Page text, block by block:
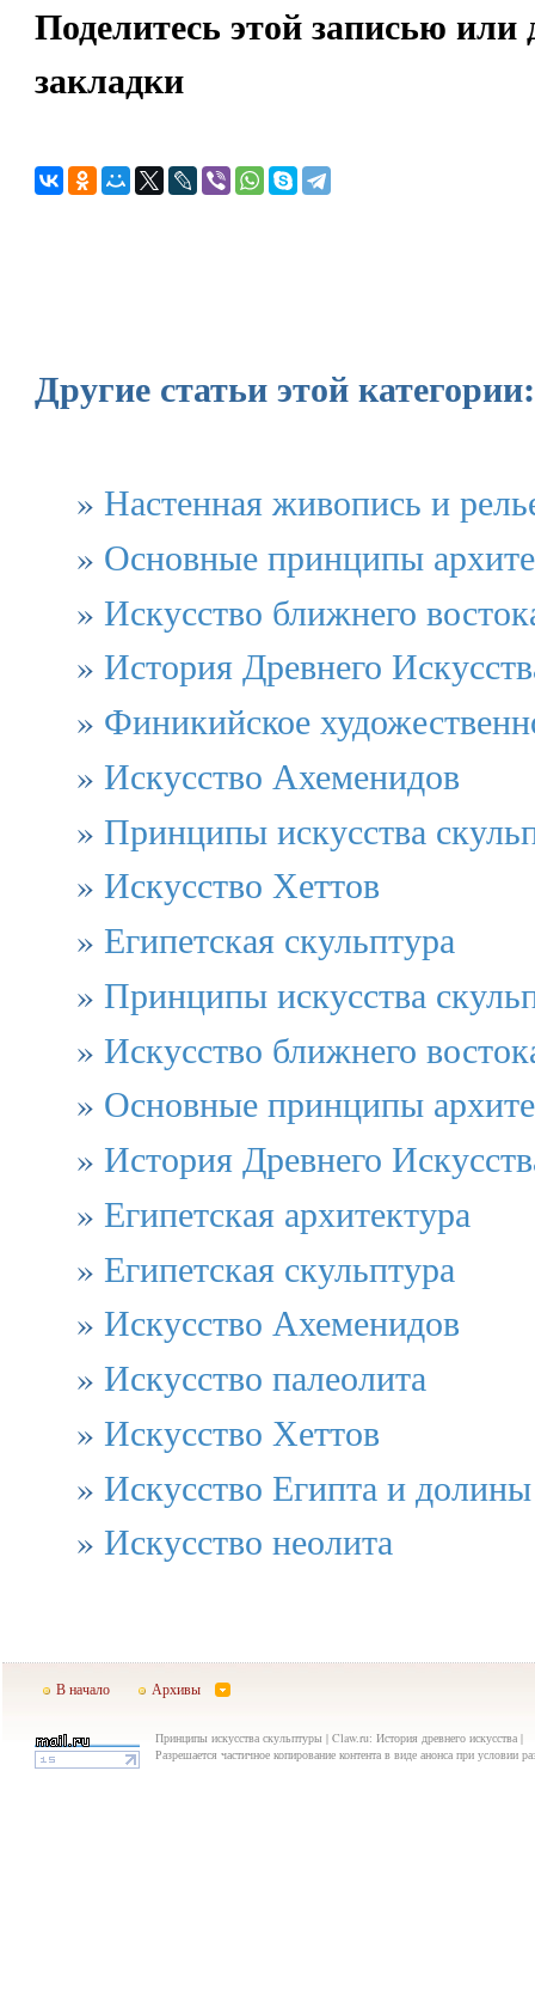
Поделитесь этой записью или
закладки
Другие статьи этой категории:
» Настенная живопись и
» Основные принципы
» Искусство ближнего
» История Древнего
» Финикийское
» Искусство Ахеменидов
» Принципы искусства
» Искусство Хеттов
» Египетская скульптура
» Принципы искусства
» Искусство ближнего
» Основные принципы
» История Древнего
» Египетская архитектура
» Египетская скульптура
» Искусство Ахеменидов
» Искусство палеолита
» Искусство Хеттов
» Искусство Египта и
» Искусство неолита
В начало Архивы
Принципы искусства скульптуры | Claw.ru: История древнего искусства |
Разрешается частичное копирование контента в виде анонса при условии